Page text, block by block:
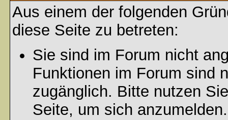
Aus einem der folgenden
diese Seite zu betreten:
Sie sind im Forum nicht
Funktionen im Forum sind
zugänglich. Bitte nutzen
Seite, um sich